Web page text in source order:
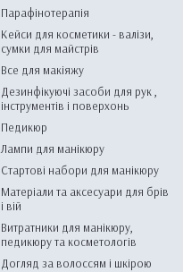
Парафінотерапія
Кейси для косметики - валізи,
сумки для майстрів
Все для макіяжу
Дезинфікуючі засоби для рук ,
інструментів і поверхонь
Педикюр
Лампи для манікюру
Стартові набори для манікюру
Матеріали та аксесуари для брів
і вій
Витратники для манікюру,
педикюру та косметологів
Догляд за волоссям і шкірою